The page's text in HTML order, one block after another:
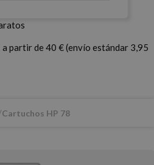
a partir de 40 € (envío estándar 3,95
Cartuchos HP 78